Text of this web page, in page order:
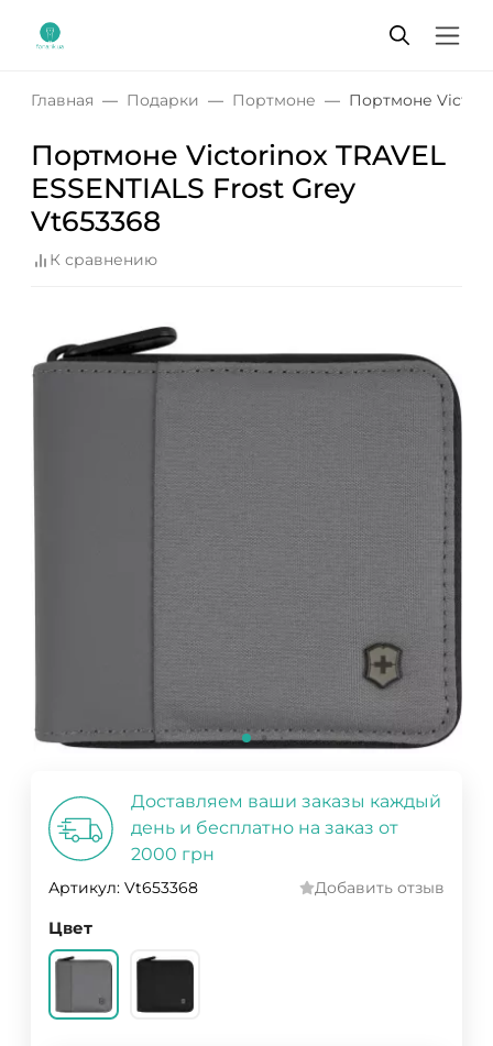
Главная Подарки Портмоне Портмоне
Портмоне Victorinox TRAVEL
ESSENTIALS Frost Grey
Vt653368
К сравнению
Доставляем ваши заказы каждый
день и бесплатно на заказ от
2000 грн
Артикул: Vt653368 Добавить отзыв
Цвет